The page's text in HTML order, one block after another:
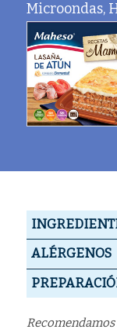
Microondas,
ALÉRGENOS